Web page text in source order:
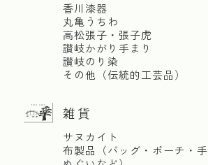
香川漆器
丸亀うちわ
高松張子・張子虎
讃岐かがり手まり
讃岐のり染
その他（伝統的工芸品）
雑貨
サヌカイト
布製品（バッグ・ポーチ・手